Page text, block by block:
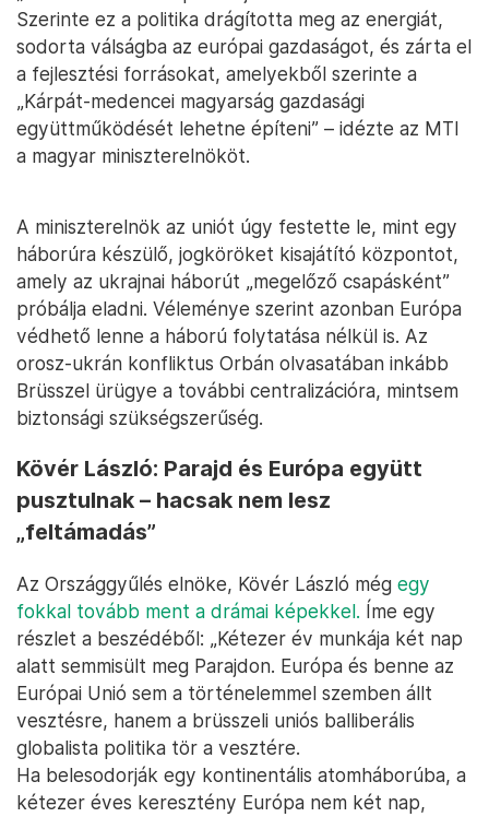
Szerinte ez a politika drágította meg az energiát,
sodorta válságba az európai gazdaságot, és zárta el
a fejlesztési forrásokat, amelyekből szerinte a
„Kárpát-medencei magyarság gazdasági
együttműködését lehetne építeni” – idézte az MTI
a magyar miniszterelnököt.
A miniszterelnök az uniót úgy festette le, mint egy
háborúra készülő, jogköröket kisajátító központot,
amely az ukrajnai háborút „megelőző csapásként”
próbálja eladni. Véleménye szerint azonban Európa
védhető lenne a háború folytatása nélkül is. Az
orosz-ukrán konfliktus Orbán olvasatában inkább
Brüsszel ürügye a további centralizációra, mintsem
biztonsági szükségszerűség.
Kövér László: Parajd és Európa együtt
pusztulnak – hacsak nem lesz
„feltámadás”
Az Országgyűlés elnöke, Kövér László még egy
fokkal tovább ment a drámai képekkel. Íme egy
részlet a beszédéből: „Kétezer év munkája két nap
alatt semmisült meg Parajdon. Európa és benne az
Európai Unió sem a történelemmel szemben állt
vesztésre, hanem a brüsszeli uniós balliberális
globalista politika tör a vesztére.
Ha belesodorják egy kontinentális atomháborúba, a
kétezer éves keresztény Európa nem két nap,